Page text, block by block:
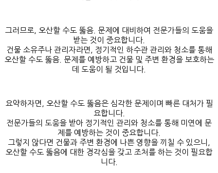
그러므로, 오산할 수도 뚫음. 문제에 대비하여 전문가들의 도움을
받는 것이 중요합니다.
건물 소유주나 관리자라면, 정기적인 하수관 관리와 청소를 통해
오산할 수도 뚫음. 문제를 예방하고 건물 및 주변 환경을 보호하는
데 도움이 될 것입니다.
요약하자면, 오산할 수도 뚫음은 심각한 문제이며 빠른 대처가 필
요합니다.
전문가들의 도움을 받아 정기적인 관리와 청소를 통해 미연에 문
제를 예방하는 것이 중요합니다.
그렇지 않다면 건물과 주변 환경에 나쁜 영향을 끼칠 수 있으니,
오산할 수도 뚫음에 대한 경각심을 갖고 조처를 하는 것이 필요합
니다.